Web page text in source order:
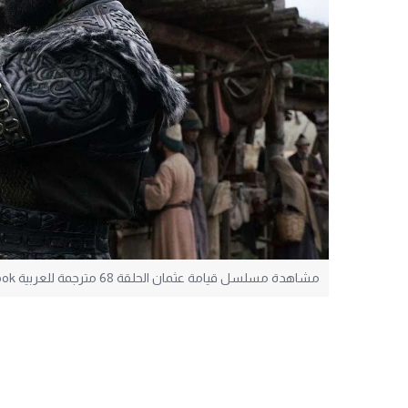
مشاهدة مسلسل قيامة عثمان الحلقة 68 مترجمة للعربية facebook شاشة كاملة يوتيوب